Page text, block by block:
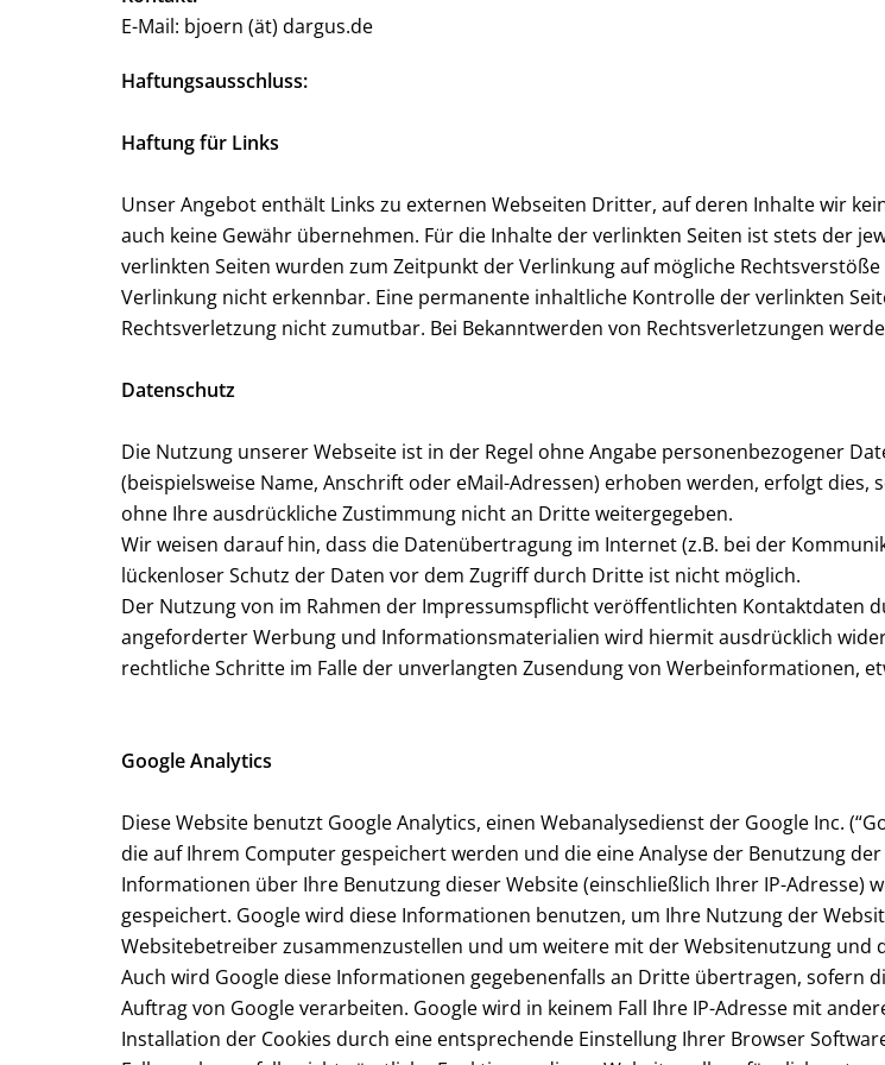
E-Mail: bjoern (ät) dargus.de
Haftungsausschluss:
Haftung für Links
Unser Angebot enthält Links zu externen Webseiten Dritter, auf deren Inhalte wir
auch keine Gewähr übernehmen. Für die Inhalte der verlinkten Seiten ist stets der
verlinkten Seiten wurden zum Zeitpunkt der Verlinkung auf mögliche
Verlinkung nicht erkennbar. Eine permanente inhaltliche Kontrolle der verlinkten
Rechtsverletzung nicht zumutbar. Bei Bekanntwerden von Rechtsverletzungen
Datenschutz
Die Nutzung unserer Webseite ist in der Regel ohne Angabe personenbezogener
(beispielsweise Name, Anschrift oder eMail-Adressen) erhoben werden, erfolgt
ohne Ihre ausdrückliche Zustimmung nicht an Dritte weitergegeben.
Wir weisen darauf hin, dass die Datenübertragung im Internet (z.B. bei der
lückenloser Schutz der Daten vor dem Zugriff durch Dritte ist nicht möglich.
Der Nutzung von im Rahmen der Impressumspflicht veröffentlichten Kontaktdaten
angeforderter Werbung und Informationsmaterialien wird hiermit ausdrücklich
rechtliche Schritte im Falle der unverlangten Zusendung von Werbeinformationen,
Google Analytics
Diese Website benutzt Google Analytics, einen Webanalysedienst der Google Inc.
die auf Ihrem Computer gespeichert werden und die eine Analyse der Benutzung
Informationen über Ihre Benutzung dieser Website (einschließlich Ihrer IP-Adresse)
gespeichert. Google wird diese Informationen benutzen, um Ihre Nutzung der
Websitebetreiber zusammenzustellen und um weitere mit der Websitenutzung
Auch wird Google diese Informationen gegebenenfalls an Dritte übertragen, sofern
Auftrag von Google verarbeiten. Google wird in keinem Fall Ihre IP-Adresse mit
Installation der Cookies durch eine entsprechende Einstellung Ihrer Browser